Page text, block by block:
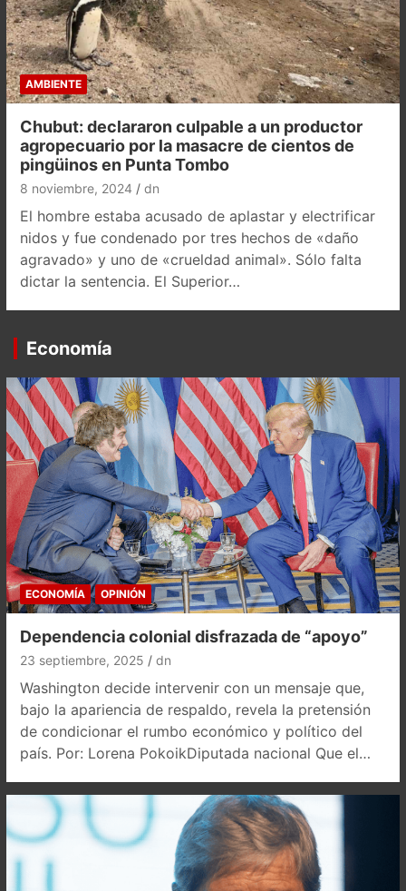
AMBIENTE
Chubut: declararon culpable a un productor
agropecuario por la masacre de cientos de
pingüinos en Punta Tombo
8 noviembre, 2024 dn
El hombre estaba acusado de aplastar y electrificar
nidos y fue condenado por tres hechos de «daño
agravado» y uno de «crueldad animal». Sólo falta
dictar la sentencia. El Superior…
Economía
ECONOMÍA OPINIÓN
Dependencia colonial disfrazada de “apoyo”
23 septiembre, 2025 dn
Washington decide intervenir con un mensaje que,
bajo la apariencia de respaldo, revela la pretensión
de condicionar el rumbo económico y político del
país. Por: Lorena PokoikDiputada nacional Que el…